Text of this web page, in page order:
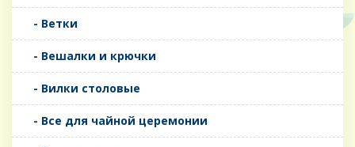
- Ветки
- Вешалки и крючки
- Вилки столовые
- Все для чайной церемонии